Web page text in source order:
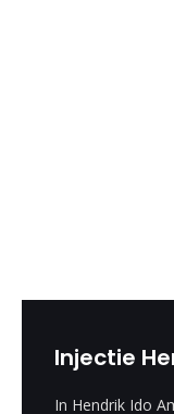
Injectie
In Hendrik Ido